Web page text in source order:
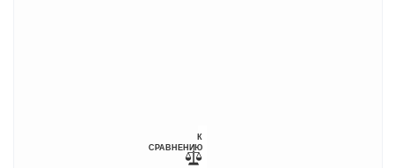
К
СРАВНЕНИЮ